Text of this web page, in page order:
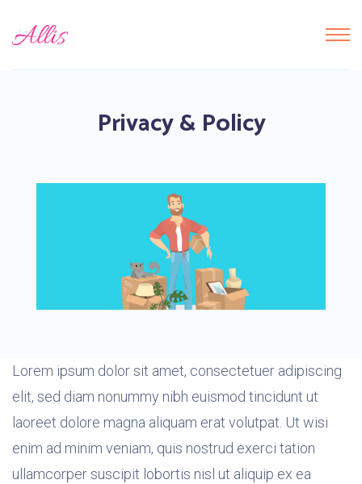
Privacy & Policy
Lorem ipsum dolor sit amet, consectetuer adipiscing
elit, sed diam nonummy nibh euismod tincidunt ut
laoreet dolore magna aliquam erat volutpat. Ut wisi
enim ad minim veniam, quis nostrud exerci tation
ullamcorper suscipit lobortis nisl ut aliquip ex ea